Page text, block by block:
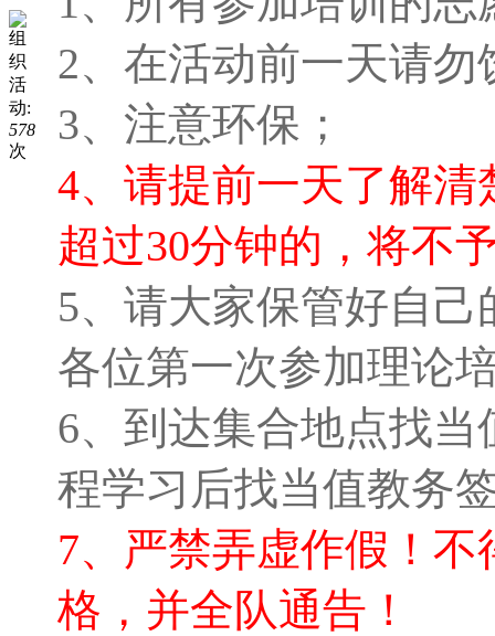
组
织
活
动:
578
次
2、在活动前一天请
3、注意环保；
4、请提前一天了解
超过30分钟的，将不
5、请大家保管好自
各位第一次参加理论
6、到达集合地点找
程学习后找当值教务
7、严禁弄虚作假！
格，并全队通告！